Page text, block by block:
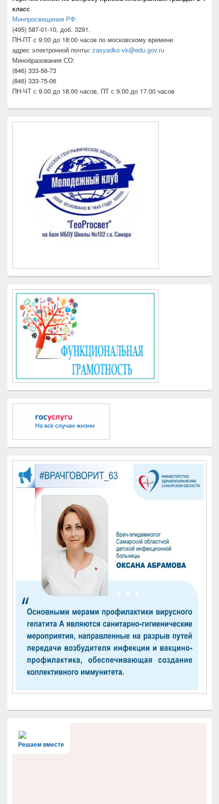
класс
Минпросвещения РФ:
(495) 587-01-10, доб. 3291.
ПН-ПТ с 9:00 до 18:00 часов по московскому времени
адрес электронной почты: zasyadko-vk@edu.gov.ru
Минобразования СО:
(846) 333-56-73
(846) 333-75-06
ПН-ЧТ с 9.00 до 18.00 часов, ПТ с 9.00 до 17.00 часов
Решаем вместе